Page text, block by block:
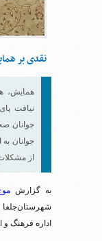
نقدی بر
همایش،
نیافت
جوانان
جوانان
از
به گزارش
شهرستان‌جلفا
اداره فرهنگ